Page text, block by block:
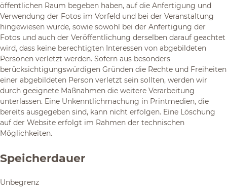
öffentlichen Raum begeben haben, auf die Anfertigung und
Verwendung der Fotos im Vorfeld und bei der Veranstaltung
hingewiesen wurde, sowie sowohl bei der Anfertigung der
Fotos und auch der Veröffentlichung derselben darauf geachtet
wird, dass keine berechtigten Interessen von abgebildeten
Personen verletzt werden. Sofern aus besonders
berücksichtigungswürdigen Gründen die Rechte und Freiheiten
einer abgebildeten Person verletzt sein sollten, werden wir
durch geeignete Maßnahmen die weitere Verarbeitung
unterlassen. Eine Unkenntlichmachung in Printmedien, die
bereits ausgegeben sind, kann nicht erfolgen. Eine Löschung
auf der Website erfolgt im Rahmen der technischen
Möglichkeiten.
Speicherdauer
Unbegrenz